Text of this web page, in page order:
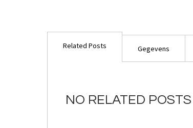
gallerij
Related Posts
NO RELATED POSTS
Gegevens